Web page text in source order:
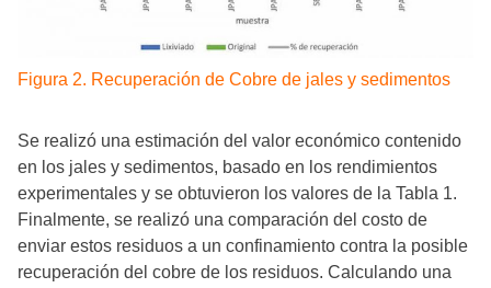
Figura 2. Recuperación de Cobre de jales y sedimentos
Se realizó una estimación del valor económico contenido
en los jales y sedimentos, basado en los rendimientos
experimentales y se obtuvieron los valores de la Tabla 1.
Finalmente, se realizó una comparación del costo de
enviar estos residuos a un confinamiento contra la posible
recuperación del cobre de los residuos. Calculando una